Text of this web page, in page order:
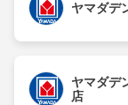
ヤマダデ
ヤマダデ
店